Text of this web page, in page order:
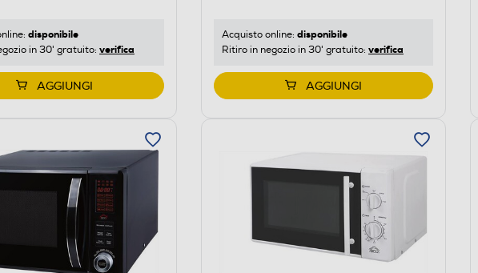
disponibile
in 30' gratuito: verifica
AGGIUNGI
Acquisto online: disponibile
Ritiro in negozio in 30' gratuito: verifica
AGGIUNGI